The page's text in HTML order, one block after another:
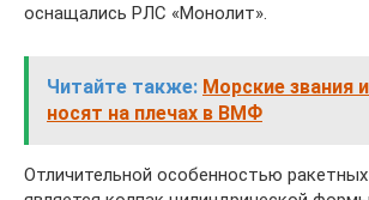
оснащались РЛС «Монолит».
Читайте также: Морские звания
носят на плечах в ВМФ
Отличительной особенностью